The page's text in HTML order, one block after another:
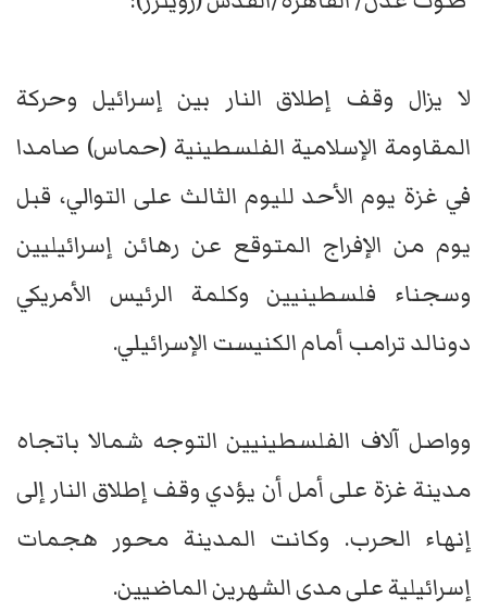
لا يزال وقف إطلاق النار بين إسرائيل وحركة
المقاومة الإسلامية الفلسطينية (حماس) صامدا
في غزة يوم الأحد لليوم الثالث على التوالي، قبل
يوم من الإفراج المتوقع عن رهائن إسرائيليين
وسجناء فلسطينيين وكلمة الرئيس الأمريكي
دونالد ترامب أمام الكنيست الإسرائيلي.
وواصل آلاف الفلسطينيين التوجه شمالا باتجاه
مدينة غزة على أمل أن يؤدي وقف إطلاق النار إلى
إنهاء الحرب. وكانت المدينة محور هجمات
إسرائيلية على مدى الشهرين الماضيين.